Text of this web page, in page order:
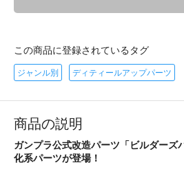
この商品に登録されているタグ
ジャンル別 ディティールアップパーツ
商品の説明
ガンプラ公式改造パーツ「ビルダーズ
化系パーツが登場！